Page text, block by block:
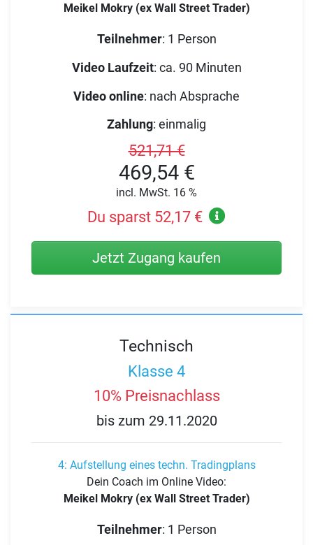
Meikel Mokry (ex Wall Street Trader)
Teilnehmer: 1 Person
Video Laufzeit: ca. 90 Minuten
Video online: nach Absprache
Zahlung: einmalig
521,71 €
469,54 €
incl. MwSt. 16 %
Du sparst 52,17 €
Jetzt Zugang kaufen
Technisch
Klasse 4
10% Preisnachlass
bis zum 29.11.2020
4: Aufstellung eines techn. Tradingplans
Dein Coach im Online Video:
Meikel Mokry (ex Wall Street Trader)
Teilnehmer: 1 Person